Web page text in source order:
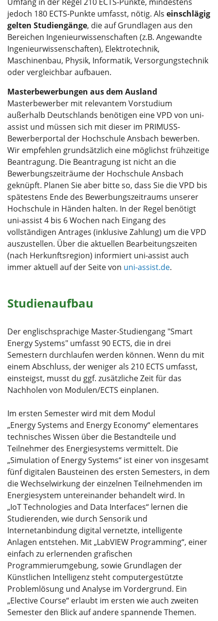
jedoch 180 ECTS-Punkte umfasst, nötig. Als einschlägig
gelten Studiengänge, die auf Grundlagen aus den
Bereichen Ingenieurwissenschaften (z.B. Angewandte
Ingenieurwissenschaften), Elektrotechnik,
Maschinenbau, Physik, Informatik, Versorgungstechnik
oder vergleichbar aufbauen.
Masterbewerbungen aus dem Ausland
Masterbewerber mit relevantem Vorstudium
außerhalb Deutschlands benötigen eine VPD von uni-
assist und müssen sich mit dieser im PRIMUSS-
Bewerberportal der Hochschule Ansbach bewerben.
Wir empfehlen grundsätzlich eine möglichst frühzeitige
Beantragung. Die Beantragung ist nicht an die
Bewerbungszeiträume der Hochschule Ansbach
geknüpft. Planen Sie aber bitte so, dass Sie die VPD bis
spätestens Ende des Bewerbungszeitraums unserer
Hochschule in Händen halten. In der Regel benötigt
uni-assist 4 bis 6 Wochen nach Eingang des
vollständigen Antrages (inklusive Zahlung) um die VPD
auszustellen. Über die aktuellen Bearbeitungszeiten
(nach Herkunftsregion) informiert uni-assist auch
immer aktuell auf der Seite von uni-assist.de.
Studienaufbau
Der englischsprachige Master-Studiengang "Smart
Energy Systems" umfasst 90 ECTS, die in drei
Semestern durchlaufen werden können. Wenn du mit
einem Abschluss, der weniger als 210 ECTS umfasst,
einsteigst, musst du ggf. zusätzliche Zeit für das
Nachholen von Modulen/ECTS einplanen.
Im ersten Semester wird mit dem Modul
„Energy Systems and Energy Economy“ elementares
technisches Wissen über die Bestandteile und
Teilnehmer des Energiesystems vermittelt. Die
„Simulation of Energy Systems“ ist einer von insgesamt
fünf digitalen Bausteinen des ersten Semesters, in dem
die Wechselwirkung der einzelnen Teilnehmenden im
Energiesystem untereinander behandelt wird. In
„IoT Technologies and Data Interfaces“ lernen die
Studierenden, wie durch Sensorik und
Internetanbindung digital vernetzte, intelligente
Anlagen entstehen. Mit „LabVIEW Programming“, einer
einfach zu erlernenden grafischen
Programmierumgebung, sowie Grundlagen der
Künstlichen Intelligenz steht computergestützte
Problemlösung und Analyse im Vordergrund. Ein
„Elective Course“ erlaubt im ersten wie auch zweiten
Semester den Blick auf andere spannende Themen.